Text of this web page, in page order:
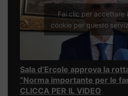
Fai clic per accettare i
cookie per questo
Sala d’Ercole approva la
“Norma importante per le
CLICCA PER IL VIDEO